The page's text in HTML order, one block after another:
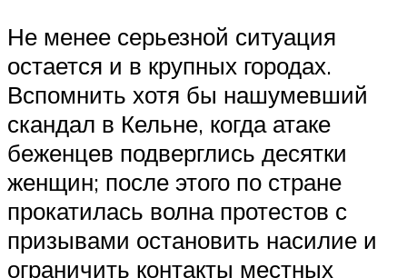
Не менее серьезной ситуация
остается и в крупных городах.
Вспомнить хотя бы нашумевший
скандал в Кельне, когда атаке
беженцев подверглись десятки
женщин; после этого по стране
прокатилась волна протестов с
призывами остановить насилие и
ограничить контакты местных